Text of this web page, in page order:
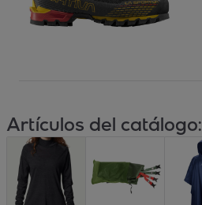
Artículos del catálogo: